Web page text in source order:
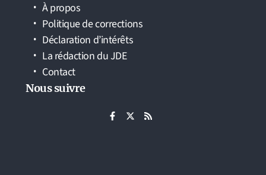
À propos
Politique de corrections
Déclaration d’intérêts
La rédaction du JDE
Contact
Nous suivre